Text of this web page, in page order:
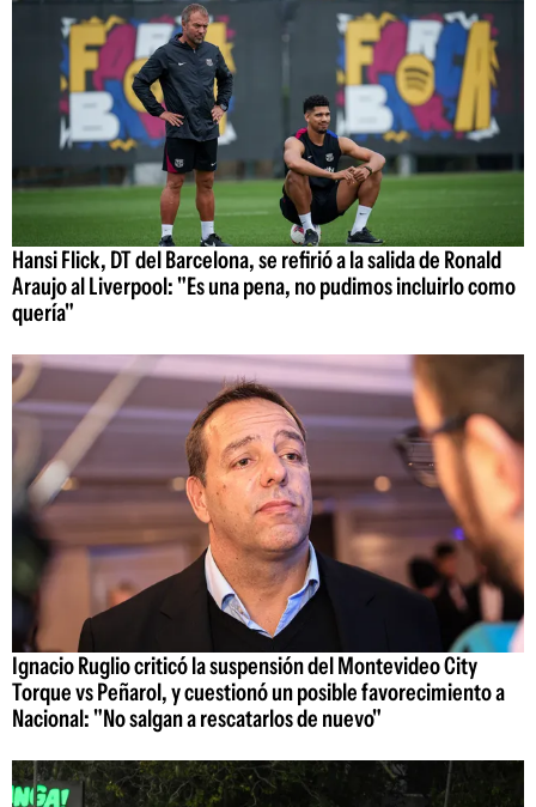
Hansi Flick, DT del Barcelona, se refirió a la salida de Ronald
Araujo al Liverpool: "Es una pena, no pudimos incluirlo como
quería"
Ignacio Ruglio criticó la suspensión del Montevideo City
Torque vs Peñarol, y cuestionó un posible favorecimiento a
Nacional: "No salgan a rescatarlos de nuevo"